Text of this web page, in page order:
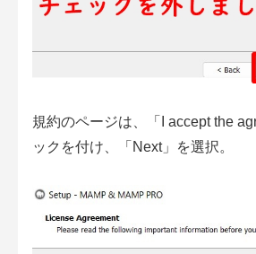
規約のページは、「I accept the
ックを付け、「Next」を選択。